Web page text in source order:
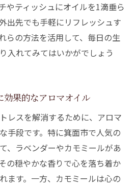
やティッシュにオイルを1滴垂ら
出先でも手軽にリフレッシュす
らの方法を活用して、毎日の生
入れてみてはいかがでしょう
効果的なアロマオイル
レスを解消するために、アロマ
手段です。特に箕面市で人気の
、ラベンダーやカモミールがあ
の穏やかな香りで心を落ち着か
ます。一方、カモミールは心の